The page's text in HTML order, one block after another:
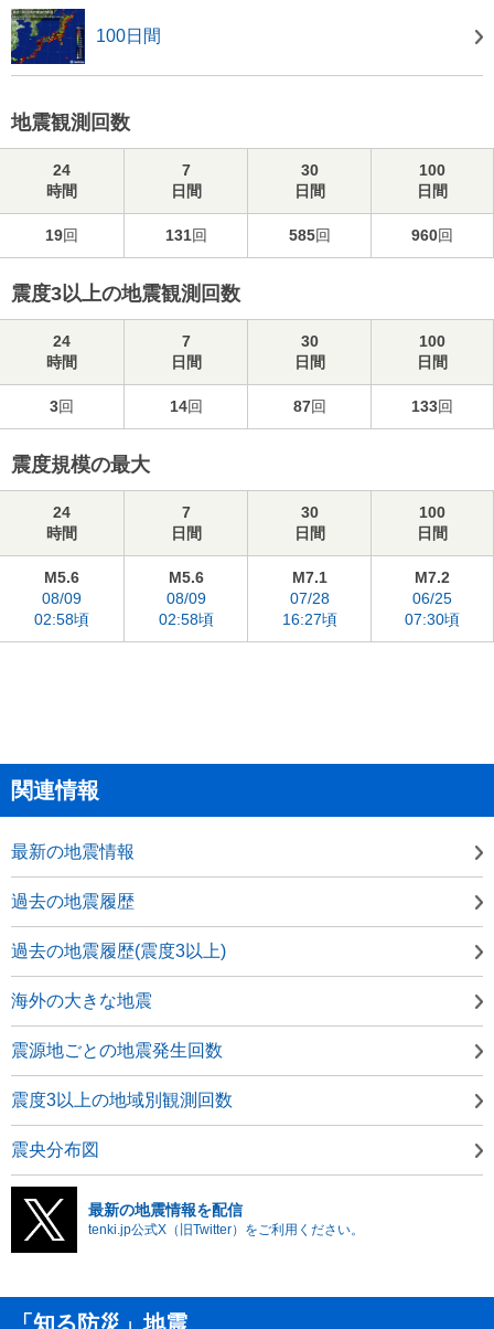
100日間
地震観測回数
24
時間
7
日間
30
日間
100
日間
19回 131回 585回 960回
震度3以上の地震観測回数
24
時間
7
日間
30
日間
100
日間
3回 14回 87回 133回
震度規模の最大
24
時間
7
日間
30
日間
100
日間
M5.6
08/09
02:58頃
M5.6
08/09
02:58頃
M7.1
07/28
16:27頃
M7.2
06/25
07:30頃
関連情報
最新の地震情報
過去の地震履歴
過去の地震履歴(震度3以上)
海外の大きな地震
震源地ごとの地震発生回数
震度3以上の地域別観測回数
震央分布図
最新の地震情報を配信
tenki.jp公式X（旧Twitter）をご利用ください。
「知る防災」地震